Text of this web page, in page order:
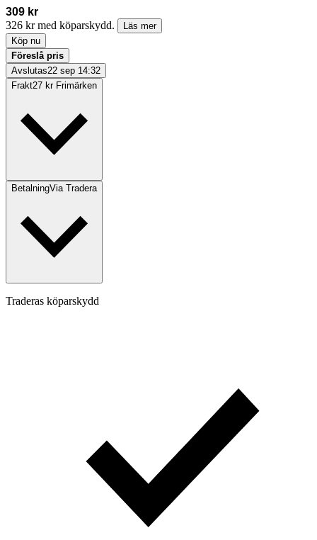
309 kr
326 kr med köparskydd.
Läs mer
Köp nu
Föreslå pris
Avslutas22 sep 14:32
Frakt27 kr Frimärken
BetalningVia Tradera
Traderas köparskydd